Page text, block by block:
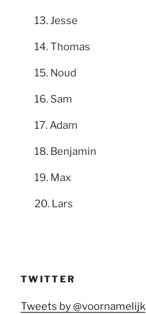
Jesse
Thomas
Noud
Sam
Adam
Benjamin
Max
Lars
TWITTER
Tweets by @voornamelijk